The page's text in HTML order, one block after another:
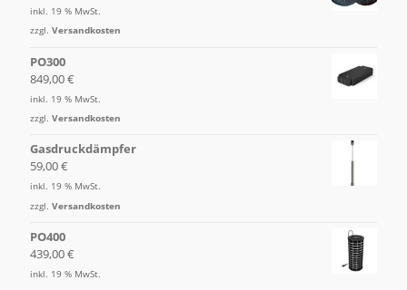
inkl. 19 % MwSt.
zzgl. Versandkosten
PO300
849,00€
inkl. 19 % MwSt.
zzgl. Versandkosten
Gasdruckdämpfer
59,00€
inkl. 19 % MwSt.
zzgl. Versandkosten
PO400
439,00€
inkl. 19 % MwSt.